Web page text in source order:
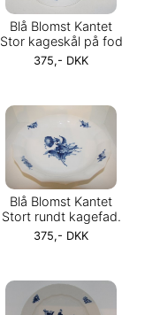
Blå Blomst Kantet
Stor kageskål på fod
375,- DKK
Blå Blomst Kantet
Stort rundt kagefad.
375,- DKK